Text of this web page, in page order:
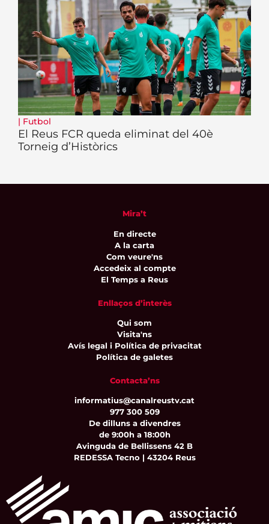
| Futbol
El Reus FCR queda eliminat del 40è
Torneig d’Històrics
Mira’t
En directe
A la carta
Com veure'ns
Accedeix al compte
El Temps a Reus
Enllaços d’interès
Qui som
Visita'ns
Avís legal i Política de privacitat
Política de galetes
Contacta’ns
informatius@canalreustv.cat
977 300 509
De dilluns a divendres
de 9:00h a 18:00h
Avinguda de Bellissens 42 B
REDESSA Tecno | 43204 Reus